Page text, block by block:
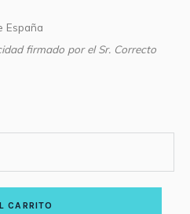
España
firmado por el Sr. Correcto
CARRITO